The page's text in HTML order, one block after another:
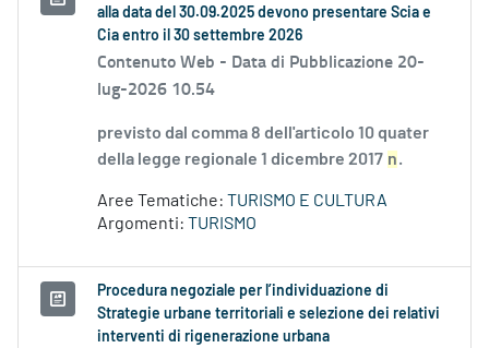
alla data del 30.09.2025 devono presentare Scia e
Cia entro il 30 settembre 2026
Contenuto Web - Data di Pubblicazione 20-
lug-2026 10.54
previsto dal comma 8 dell'articolo 10 quater
della legge regionale 1 dicembre 2017 n.
Aree Tematiche: TURISMO E CULTURA
Argomenti: TURISMO
Procedura negoziale per l’individuazione di
Strategie urbane territoriali e selezione dei relativi
interventi di rigenerazione urbana